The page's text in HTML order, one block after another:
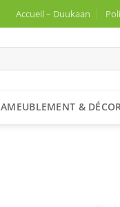
Accueil – Duukaan
AMEUBLEMENT &